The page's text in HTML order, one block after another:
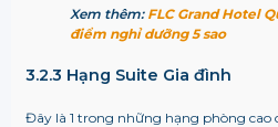
Xem thêm: FLC Grand Hotel
điểm nghỉ dưỡng 5 sao
3.2.3 Hạng Suite Gia đình
Đây là 1 trong những hạng phòng cao